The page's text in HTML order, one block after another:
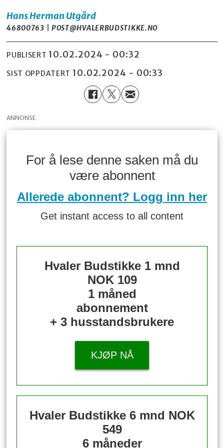
Hans HermanUtgård
46800763 | POST@HVALERBUDSTIKKE.NO
PUBLISERT 10.02.2024 - 00:32
SIST OPPDATERT 10.02.2024 - 00:33
ANNONSE
For å lese denne saken må du
være abonnent
Allerede abonnent? Logg inn her
Get instant access to all content
Hvaler Budstikke 1 mnd
NOK 109
1 måned
abonnement
+ 3 husstandsbrukere
KJØP NÅ
Hvaler Budstikke 6 mnd NOK
549
6 måneder